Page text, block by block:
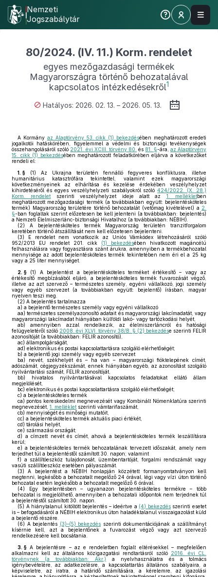
Nemzeti
Jogszabálytár
80/2024. (IV. 11.) Korm. rendelet
egyes mezőgazdasági termékek
Magyarországra történő behozatalával
kapcsolatos intézkedésekről1
Hatályos: 2026. 02. 13. – 2026. 05. 13.
A Kormány az Alaptörvény 53. cikk (1) bekezdésében meghatározott eredeti
jogalkotói hatáskörében, figyelemmel a védelmi és biztonsági tevékenységek
összehangolásáról szóló 2021. évi XCIII. törvény 80. és 81. §-ára, az Alaptörvény
15. cikk (1) bekezdésében meghatározott feladatkörében eljárva a következőket
rendeli el:
1. § (1) Az Ukrajna területén fennálló fegyveres konfliktusra, illetve
humanitárius katasztrófára tekintettel, valamint ezek magyarországi
következményeinek az elhárítása és kezelése érdekében veszélyhelyzet
kihirdetéséről és egyes veszélyhelyzeti szabályokról szóló424/2022. (X. 28.)
Korm. rendelet szerinti veszélyhelyzet ideje alatt az 1. mellékletben
meghatározott mezőgazdasági termék (a továbbiakban együtt: bejelentésköteles
termék) Magyarország területére történő behozatalát (vetőmag kivételével) a 2.
§-ban foglaltak szerint előzetesen be kell jelenteni (a továbbiakban: bejelentés)
a Nemzeti Élelmiszerlánc-biztonsági Hivatalhoz (a továbbiakban: NÉBIH).
(2) A bejelentésköteles termék Magyarország területén tranzitforgalom
keretében történő átszállítását nem kell előzetesen bejelenteni.
(3) E rendelet nem vonatkozik az Uniós Vámkódex létrehozásáról szóló
952/2013 EU rendelet 201. cikk (1) bekezdésében hivatkozott magáncélú
felhasználásra vagy fogyasztásra szánt árukra, amennyiben a termékbehozatal
mennyisége az adott bejelentésköteles termék tekintetében nem éri el a 25 kg
vagy a 25 liter mennyiséget.
2. § (1)
A bejelentést a bejelentésköteles terméket értékesítő – vagy az
értékesítő megbízásából eljáró, a bejelentésköteles termék fuvarozását végző,
illetve az azt szervező – természetes személy, egyéni vállalkozó, jogi személy
vagy egyéb szervezet (a továbbiakban együtt: bejelentő) írásban, magyar
nyelven teszi meg.
(2) A bejelentés tartalmazza
a) a bejelentő természetes személy vagy egyéni vállalkozó
aa) természetes személyazonosító adatait és magyarországi lakcímadatát, vagy
magyarországi lakcímadat hiányában külföldi lakó- vagy tartózkodási helyét,
ab) amennyiben azzal rendelkezik, az élelmiszerláncról és hatósági
felügyeletéről szóló 2008. évi XLVI. törvény 38/B. § (2) bekezdése szerinti FELIR
azonosítóját (a továbbiakban: FELIR azonosító),
ac) állampolgárságát,
ad) elektronikus és postai kapcsolattartásra szolgáló elérhetőségét;
b) a bejelentő jogi személy vagy egyéb szervezet
ba) nevét, székhelyét és – ha van – magyarországi fióktelepének címét,
adószámát, cégjegyzékszámát, ennek hiányában egyéb, az azonosítást szolgáló
nyilvántartási számát, FELIR azonosítóját,
bb) hivatalos nyilvántartásával kapcsolatos feladatokat ellátó állam
megjelölését,
bc) elektronikus és postai kapcsolattartásra szolgáló elérhetőségét;
c) a bejelentésköteles termék
ca) pontos kereskedelmi megnevezését vagy Kombinált Nómenklatúra szerinti
megnevezését, 1. melléklet szerinti vámtarifaszámát,
cb) mennyiségét és minőségi mutatóit,
cc) a bejelentésköteles termék aktuális piaci értékét,
cd) tárolási helyét,
ce) származási országát;
d) a címzett nevét és címét, ahová a bejelentésköteles termék leszállításra
kerül;
e) a bejelentésköteles termék behozatalának tervezett időszakát, amely nem
terjedhet túl a bejelentéstől számított 30. napon; valamint
f) a szállítóeszköz tulajdonosát, üzembentartóját, forgalmi rendszámát vagy
vasúti szállítóeszköz esetében pályaszámát.
(3) A bejelentést a NÉBIH honlapján közzétett formanyomtatványon kell
megtenni, legkésőbb a behozatalt megelőző 24 órával, légi vagy vízi úton történő
behozatal esetén legkésőbb a behozatalt megelőző 6 órával.
(4) Egy bejelentésben – ugyanazon bejelentésköteles termékre – több
behozatal is megjelölhető, amennyiben a behozatali időpontok nem terjednek túl
a bejelentéstől számított 30. napon.
(5) A hiánytalanul kitöltött bejelentés – ideértve a (4) bekezdésszerinti esetet
is – befogadásáról a NÉBIH elektronikus úton haladéktalanul visszaigazolást küld
a bejelentő részére.
(6) A bejelentés (3)–(5) bekezdés szerinti dokumentációjának a szállítmányt
kísérnie kell, azt a bejelentőnek a fuvarozást végző vagy azt szervező
rendelkezésére kell bocsátania.
3. § A bejelentésre – az e rendeletben foglalt eltérésekkel – megfelelően
alkalmazni kell az általános közigazgatási rendtartásról szóló 2016. évi CL.
törvénynek (a továbbiakban: Ákr.) a nyelvhasználatra és a tolmács
igénybevételére, az adatkezelésre, a kapcsolattartás általános szabályaira, a
képviseletre, az iratra, a határidő számítására, a kérelemre, az igazolási